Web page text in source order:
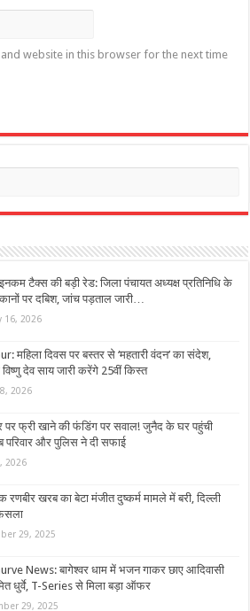
and website in this browser for the next time
इनकम टैक्स की बड़ी रेड: जिला पंचायत अध्यक्ष प्रतिनिधि के
पर दबिश, जांच पड़ताल जारी…
16, 2026
महिला दिवस पर बस्तर से ‘महतारी वंदन’ का संदेश,
देव साय जारी करेंगे 25वीं किस्त
2026
पर फ्री खाने की फंडिंग पर सवाल! जुनैद के घर पहुंची
परिवार और पुल‍िस ने दी सफाई
2026
रणबीर खरब का बेटा मंजीत दुष्कर्म मामले में बरी, दिल्ली
29, 2025
News: बागेश्वर धाम में भजन गाकर छाए आदिवासी
धुर्वे, T-Series से मिला बड़ा ऑफर
29, 2025